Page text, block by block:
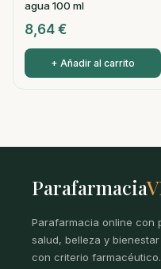
agua 100 ml
8,64 €
+ Añadir al carrito
Parafarmacia
Parafarmacia online con
salud, belleza y
con criterio farmacéutico.